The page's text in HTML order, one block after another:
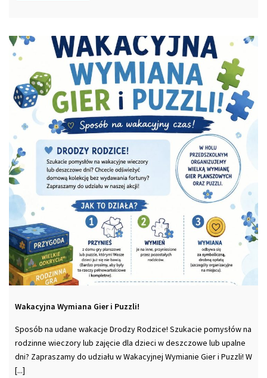
Wakacyjna Wymiana Gier i Puzzli!
Sposób na udane wakacje Drodzy Rodzice! Szukacie pomysłów na
rodzinne wieczory lub zajęcie dla dzieci w deszczowe lub upalne
dni? Zapraszamy do udziału w Wakacyjnej Wymianie Gier i Puzzli! W
[...]